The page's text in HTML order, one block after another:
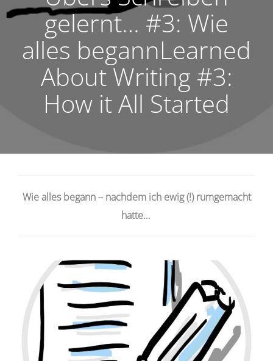
gelernt… #3: Wie
alles begannLearned
About Writing #3:
How it All Started
Wie alles begann – nachdem ich ewig (!) rumgemacht
hatte…